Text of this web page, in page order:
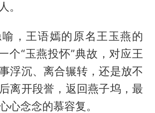
。
，王语嫣的原名王玉燕的
个“玉燕投怀”典故，对应王
浮沉、离合辗转，还是放不
离开段誉，返回燕子坞，最
心念念的慕容复。